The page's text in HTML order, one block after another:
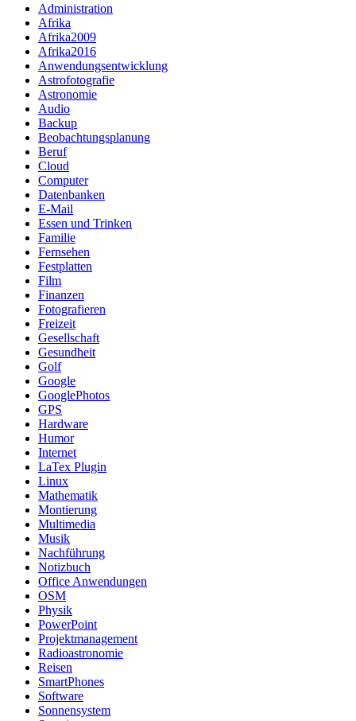
Administration
Afrika
Afrika2009
Afrika2016
Anwendungsentwicklung
Astrofotografie
Astronomie
Audio
Backup
Beobachtungsplanung
Beruf
Cloud
Computer
Datenbanken
E-Mail
Essen und Trinken
Familie
Fernsehen
Festplatten
Film
Finanzen
Fotografieren
Freizeit
Gesellschaft
Gesundheit
Golf
Google
GooglePhotos
GPS
Hardware
Humor
Internet
LaTex Plugin
Linux
Mathematik
Montierung
Multimedia
Musik
Nachführung
Notizbuch
Office Anwendungen
OSM
Physik
PowerPoint
Projektmanagement
Radioastronomie
Reisen
SmartPhones
Software
Sonnensystem